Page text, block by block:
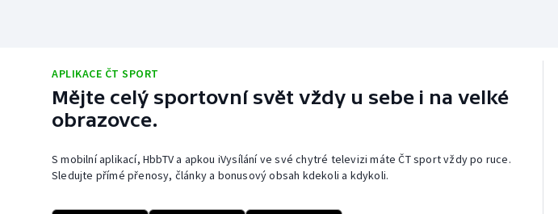
APLIKACE ČT SPORT
Mějte celý sportovní svět vždy u sebe i na velké
obrazovce.
S mobilní aplikací, HbbTV a apkou iVysílání ve své chytré televizi máte ČT sport vždy po ruce.
Sledujte přímé přenosy, články a bonusový obsah kdekoli a kdykoli.